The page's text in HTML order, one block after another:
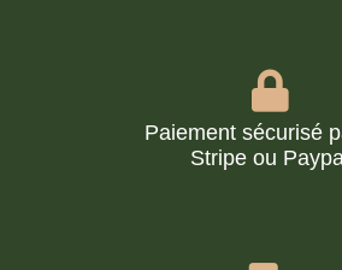
Paiement sécurisé
Stripe ou